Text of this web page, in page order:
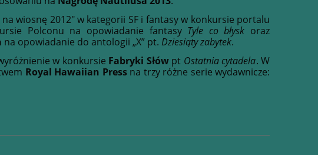
na wiosnę 2012" w kategorii SF i fantasy w konkursie portalu
Polconu na opowiadanie fantasy Tyle co błysk oraz
na opowiadanie do antologii „X” pt. Dziesiąty zabytek.
w konkursie Fabryki Słówpt Ostatnia cytadela. W
Royal Hawaiian Pressna trzy różne serie wydawnicze: